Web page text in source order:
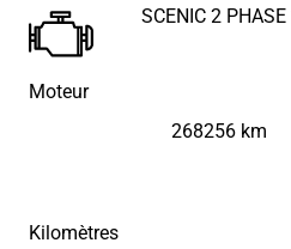
Moteur
SCENIC 2
Kilomètres
268256 km